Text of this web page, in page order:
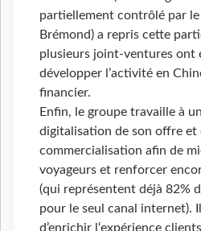
partiellement contrôlé par
Brémond) a repris cette
plusieurs joint-ventures ont
développer l’activité en
financier.
Enfin, le groupe travaille à
digitalisation de son offre et
commercialisation afin de
voyageurs et renforcer
(qui représentent déjà 82%
pour le seul canal internet).
d’enrichir l‘expérience